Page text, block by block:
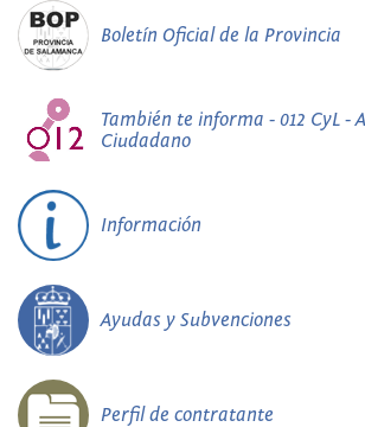
Boletín Oficial de la Provincia
También te informa - 012 CyL -
Ciudadano
Información
Ayudas y Subvenciones
Perfil de contratante